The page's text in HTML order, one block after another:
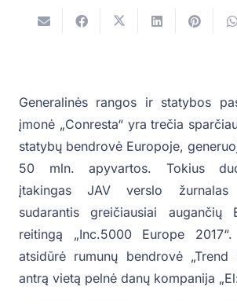
Generalinės rangos ir statybos
įmonė „Conresta“ yra trečia
statybų bendrovė Europoje,
50 mln. apyvartos. Tokius
įtakingas JAV verslo žurnalas
sudarantis greičiausiai augančių
reitingą „Inc.5000 Europe
atsidūrė rumunų bendrovė „Trend
antrą vietą pelnė danų kompanija